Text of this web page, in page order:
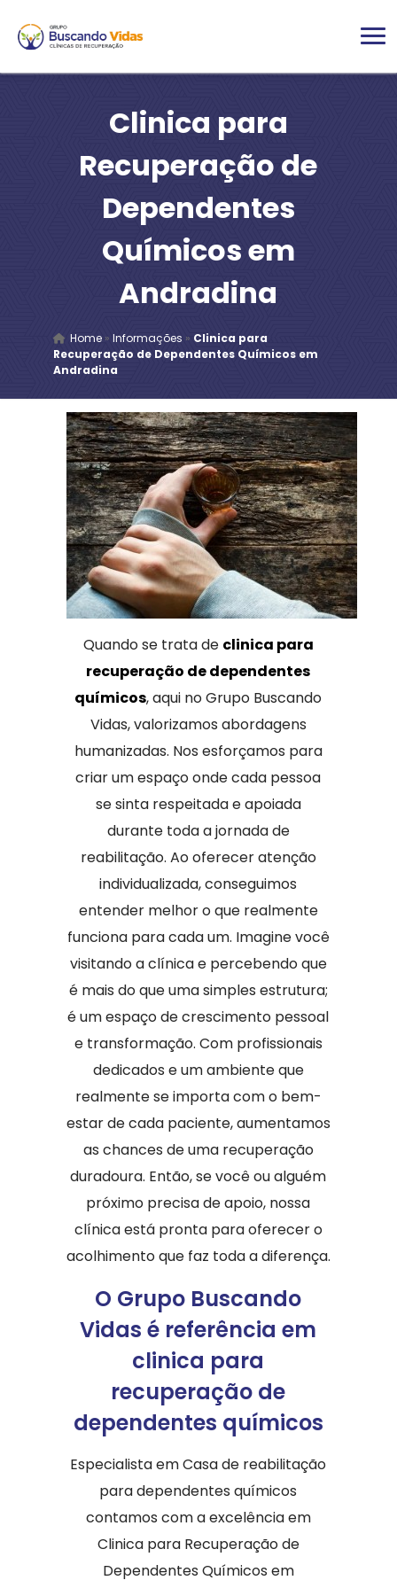
Clinica para
Recuperação de
Dependentes
Químicos em
Andradina
Home» Informações » Clinica para
Recuperação de Dependentes Químicos em
Andradina
Quando se trata de clinica para
recuperação de dependentes
químicos, aqui no Grupo Buscando
Vidas, valorizamos abordagens
humanizadas. Nos esforçamos para
criar um espaço onde cada pessoa
se sinta respeitada e apoiada
durante toda a jornada de
reabilitação. Ao oferecer atenção
individualizada, conseguimos
entender melhor o que realmente
funciona para cada um. Imagine você
visitando a clínica e percebendo que
é mais do que uma simples estrutura;
é um espaço de crescimento pessoal
e transformação. Com profissionais
dedicados e um ambiente que
realmente se importa com o bem-
estar de cada paciente, aumentamos
as chances de uma recuperação
duradoura. Então, se você ou alguém
próximo precisa de apoio, nossa
clínica está pronta para oferecer o
acolhimento que faz toda a diferença.
O Grupo Buscando
Vidas é referência em
clinica para
recuperação de
dependentes químicos
Especialista em Casa de reabilitação
para dependentes químicos
contamos com a excelência em
Clinica para Recuperação de
Dependentes Químicos em